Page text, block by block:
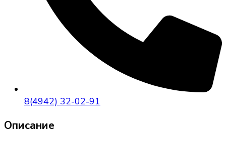
8(4942) 32-02-91
Описание